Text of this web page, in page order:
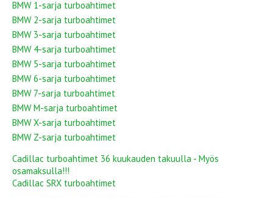
BMW 1-sarja turboahtimet
BMW 2-sarja turboahtimet
BMW 3-sarja turboahtimet
BMW 4-sarja turboahtimet
BMW 5-sarja turboahtimet
BMW 6-sarja turboahtimet
BMW 7-sarja turboahtimet
BMW M-sarja turboahtimet
BMW X-sarja turboahtimet
BMW Z-sarja turboahtimet
Cadillac turboahtimet 36 kuukauden takuulla - Myös
osamaksulla!!!
Cadillac SRX turboahtimet